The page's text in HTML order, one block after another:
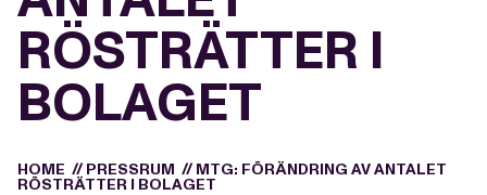
RÖSTRÄTTER I
BOLAGET
HOME // PRESSRUM // MTG: FÖRÄNDRING AV ANTALET
RÖSTRÄTTER I BOLAGET